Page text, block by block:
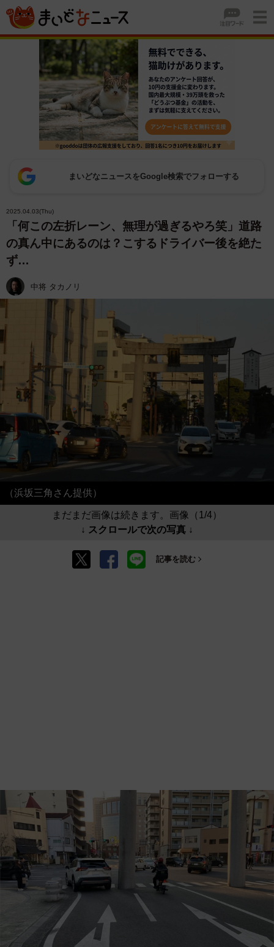
まいどなニュースをGoogle検索でフォローする
2025.04.03(Thu)
「何この左折レーン、無理が過ぎるやろ笑」道路
の真ん中にあるのは？こするドライバー後を絶た
ず…
中将 タカノリ
（浜坂三角さん提供）
まだまだ画像は続きます。画像（1/4）
↓ スクロールで次の写真 ↓
記事を読む